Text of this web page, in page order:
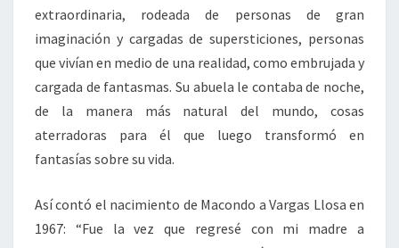
extraordinaria, rodeada de personas de gran
imaginación y cargadas de supersticiones, personas
que vivían en medio de una realidad, como embrujada y
cargada de fantasmas. Su abuela le contaba de noche,
de la manera más natural del mundo, cosas
aterradoras para él que luego transformó en
fantasías sobre su vida.
Así contó el nacimiento de Macondo a Vargas Llosa en
1967: “Fue la vez que regresé con mi madre a